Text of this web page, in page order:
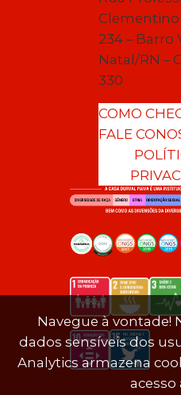
Clementino
234 – Barro
Natal/RN –
330
COMO
FALE
Navegue à vontade!
dados sensíveis dos
Analytics armazena
acesso